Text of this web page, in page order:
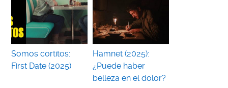
Somos cortitos:
First Date (2025)
Hamnet (2025):
¿Puede haber
belleza en el dolor?